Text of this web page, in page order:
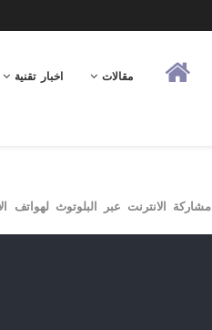
مقالات اخبار تقنية
مشاركة الانترنت عبر البلوتوث لهواتف